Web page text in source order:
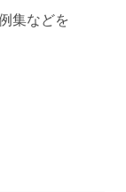
集などを